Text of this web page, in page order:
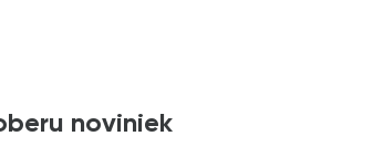
noviniek